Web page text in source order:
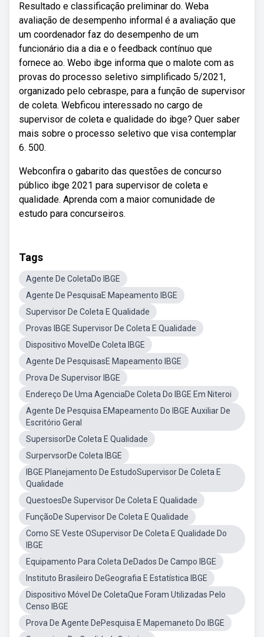
Resultado e classificação preliminar do. Weba
avaliação de desempenho informal é a avaliação que
um coordenador faz do desempenho de um
funcionário dia a dia e o feedback contínuo que
fornece ao. Webo ibge informa que o malote com as
provas do processo seletivo simplificado 5/2021,
organizado pelo cebraspe, para a função de supervisor
de coleta. Webficou interessado no cargo de
supervisor de coleta e qualidade do ibge? Quer saber
mais sobre o processo seletivo que visa contemplar
6. 500.
Webconfira o gabarito das questões de concurso
público ibge 2021 para supervisor de coleta e
qualidade. Aprenda com a maior comunidade de
estudo para concurseiros.
Tags
Agente De ColetaDo IBGE
Agente De PesquisaE Mapeamento IBGE
Supervisor De Coleta E Qualidade
Provas IBGE Supervisor De Coleta E Qualidade
Dispositivo MovelDe Coleta IBGE
Agente De PesquisasE Mapeamento IBGE
Prova De Supervisor IBGE
Endereço De Uma AgenciaDe Coleta Do IBGE Em Niteroi
Agente De Pesquisa EMapeamento Do IBGE Auxiliar De
Escritório Geral
SupersisorDe Coleta E Qualidade
SurpervsorDe Coleta IBGE
IBGE Planejamento De EstudoSupervisor De Coleta E
Qualidade
QuestoesDe Supervisor De Coleta E Qualidade
FunçãoDe Supervisor De Coleta E Qualidade
Como SE Veste OSupervisor De Coleta E Qualidade Do
IBGE
Equipamento Para Coleta DeDados De Campo IBGE
Instituto Brasileiro DeGeografia E Estatística IBGE
Dispositivo Móvel De ColetaQue Foram Utilizadas Pelo
Censo IBGE
Prova De Agente DePesquisa E Mapemaneto Do IBGE